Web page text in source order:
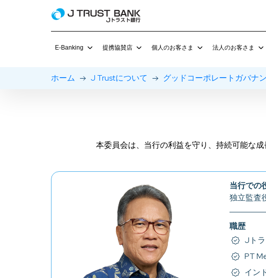
E-Banking
J NET 個人 J MOBILE
提携協賛店
提携協賛店の特典
個人のお客さま
預金商品
法人のお客さま
法人預金商
ホーム J Trustについて グッドコーポレートガバナ
本委員会は、当行の利益を守り、持続可能な
当行での
独立監査
職歴
Jト
PT
イン